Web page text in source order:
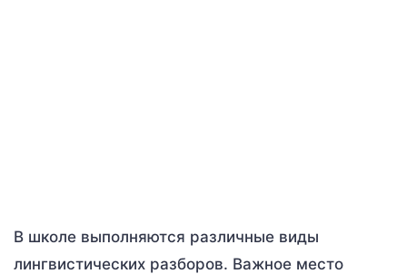
В школе выполняются различные виды
лингвистических разборов. Важное место